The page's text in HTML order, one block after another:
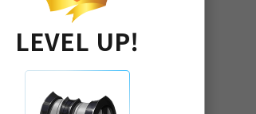
을 꺼내보는 시영이였다 .
LEVEL UP!